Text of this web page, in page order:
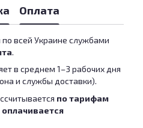
Оплата
всей Украине службами
.
в среднем 1–3 рабочих дня
и службы доставки).
по тарифам